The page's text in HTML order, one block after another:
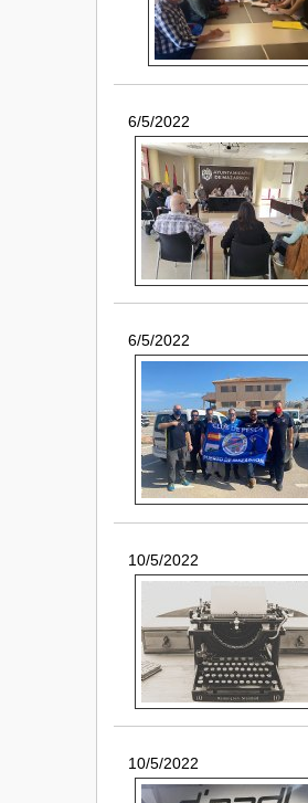
6/5/2022
6/5/2022
10/5/2022
10/5/2022